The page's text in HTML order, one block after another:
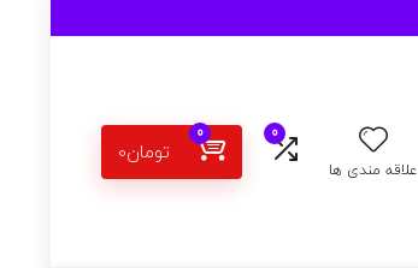
علاقه مندی ها
0
0
تومان0